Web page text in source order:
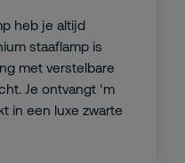
heb je altijd
staaflamp is
met verstelbare
Je ontvangt ‘m
in een luxe zwarte